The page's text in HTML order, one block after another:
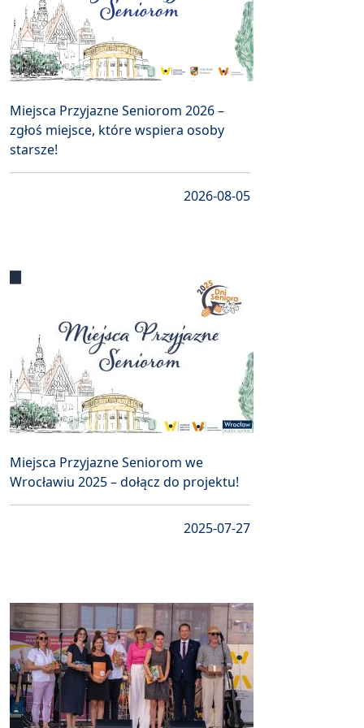
Miejsca Przyjazne Seniorom 2026 –
zgłoś miejsce, które wspiera osoby
starsze!
2026-08-05
Miejsca Przyjazne Seniorom we
Wrocławiu 2025 – dołącz do projektu!
2025-07-27